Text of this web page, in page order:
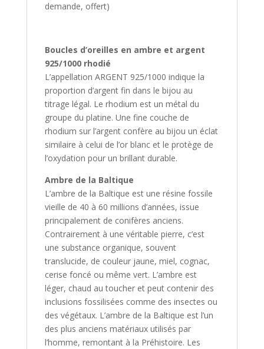
demande, offert)
Boucles d’oreilles en ambre et argent
925/1000 rhodié
L’appellation ARGENT 925/1000 indique la
proportion d’argent fin dans le bijou au
titrage légal. Le rhodium est un métal du
groupe du platine. Une fine couche de
rhodium sur l’argent confère au bijou un éclat
similaire à celui de l’or blanc et le protège de
l’oxydation pour un brillant durable.
Ambre de la Baltique
L’ambre de la Baltique est une résine fossile
vieille de 40 à 60 millions d’années, issue
principalement de conifères anciens.
Contrairement à une véritable pierre, c’est
une substance organique, souvent
translucide, de couleur jaune, miel, cognac,
cerise foncé ou même vert. L’ambre est
léger, chaud au toucher et peut contenir des
inclusions fossilisées comme des insectes ou
des végétaux. L’ambre de la Baltique est l’un
des plus anciens matériaux utilisés par
l’homme, remontant à la Préhistoire. Les